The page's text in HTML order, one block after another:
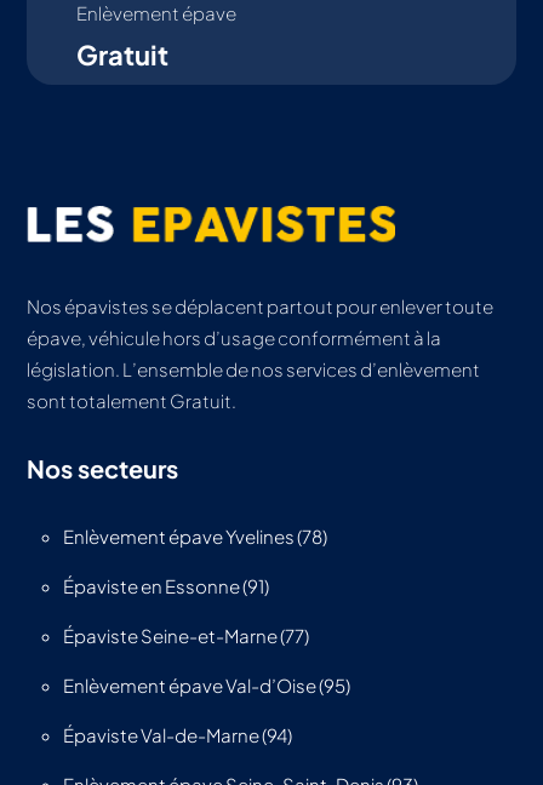
Enlèvement épave
Gratuit
Nos épavistes se déplacent partout pour enlever toute
épave, véhicule hors d’usage conformément à la
législation. L’ensemble de nos services d’enlèvement
sont totalement Gratuit.
Nos secteurs
Enlèvement épave Yvelines (78)
Épaviste en Essonne (91)
Épaviste Seine-et-Marne (77)
Enlèvement épave Val-d’Oise (95)
Épaviste Val-de-Marne (94)